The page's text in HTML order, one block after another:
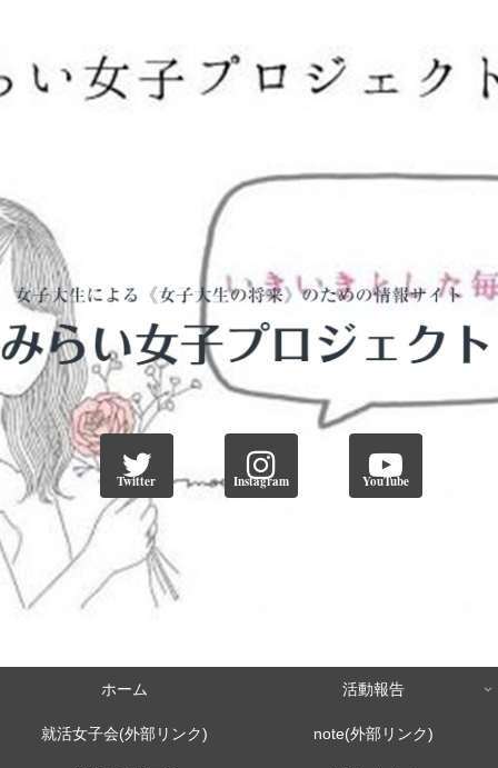
Twitter Instagram YouTube
ホーム 活動報告
就活女子会(外部リンク) note(外部リンク)